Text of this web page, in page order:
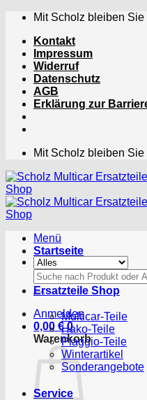
Zum
springen
Mit Scholz bleiben Sie
Kontakt
Impressum
Widerruf
Datenschutz
AGB
Erklärung zur
Mit Scholz bleiben Sie
Menü
Suchen
nach:
Anmelden
0,00 € 0
Warenkorb
Startseite
Ersatzteile Shop
Multicar-Teile
Hako-Teile
Piaggio-Teile
Winterartikel
Sonderangebote
Service